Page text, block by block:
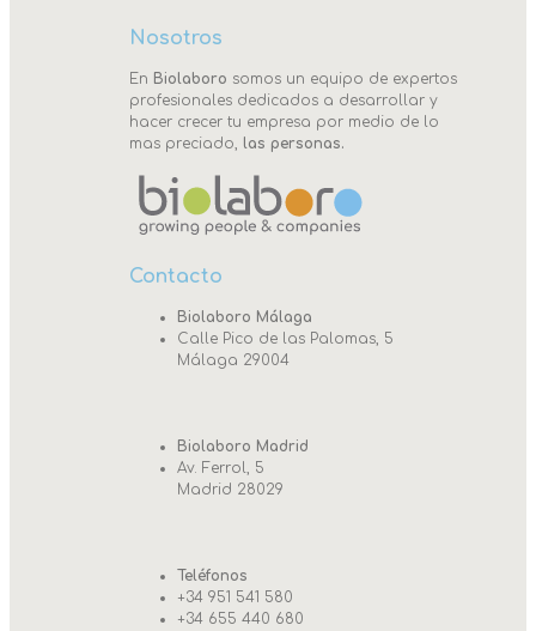
Nosotros
En Biolaboro somos un equipo de expertos
profesionales dedicados a desarrollar y
hacer crecer tu empresa por medio de lo
mas preciado,
las personas.
Contacto
Biolaboro Málaga
Calle Pico de las Palomas, 5
Málaga 29004
Biolaboro Madrid
Av. Ferrol, 5
Madrid 28029
Teléfonos
+34 951 541 580
+34 655 440 680